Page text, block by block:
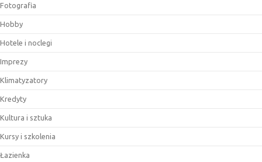
Fotografia
Hobby
Hotele i noclegi
Imprezy
Klimatyzatory
Kredyty
Kultura i sztuka
Kursy i szkolenia
Łazienka